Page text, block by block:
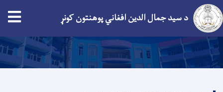
اصلي
منځپانګه
دانګل
د سید جمال الدین افغاني پوهنتون کونړ